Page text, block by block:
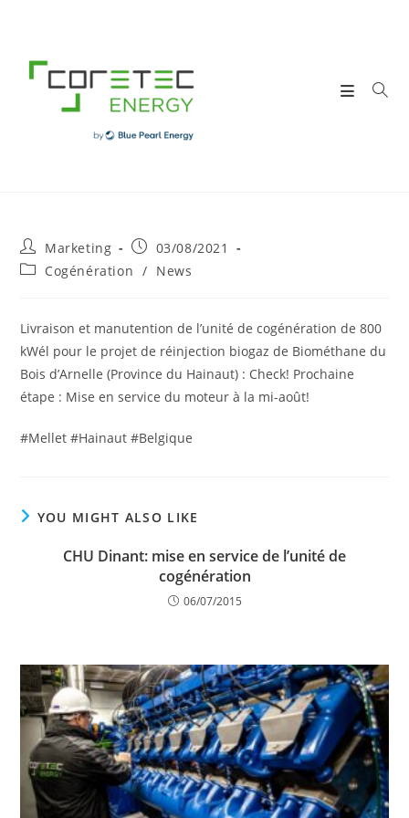
content
Post
author:
Marketing
Post
published:
03/08/2021
PostCogénération / News
Livraison et manutention de l’unité de cogénération de 800
kWél pour le projet de réinjection biogaz de Biométhane du
Bois d’Arnelle (Province du Hainaut) : Check! Prochaine
étape : Mise en service du moteur à la mi-août!
#Mellet #Hainaut #Belgique
YOU MIGHT ALSO LIKE
CHU Dinant: mise en service de l’unité de
cogénération
06/07/2015